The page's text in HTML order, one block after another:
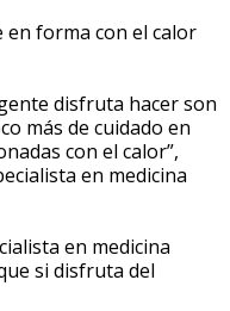
en forma con el calor
disfruta hacer son
más de cuidado en
con el calor”,
en medicina
en medicina
si disfruta del